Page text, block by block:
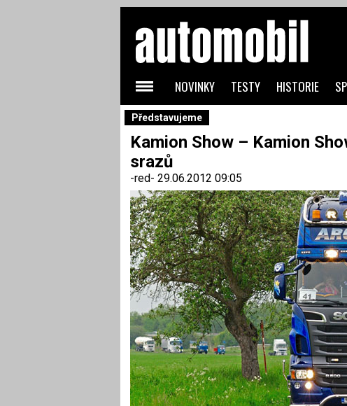
Představujeme
Kamion Show – Kamion
srazů
-red- 29.06.2012 09:05
NOVINKY TESTY HISTORIE